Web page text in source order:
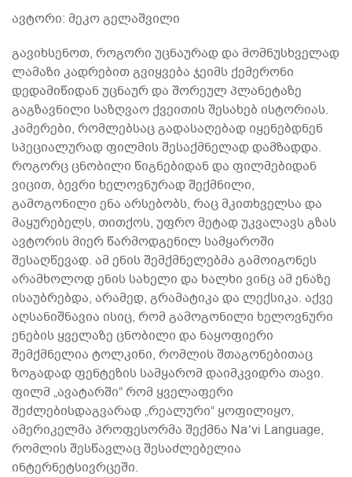
ავტორი: მეკო გელაშვილი
გავიხსენოთ, როგორი უცნაურად და მომნუსხველად
ლამაზი კადრებით გვიყვება ჯეიმს ქემერონი
დედამიწიდან უცნაურ და შორეულ პლანეტაზე
გაგზავნილი საზღვაო ქვეითის შესახებ ისტორიას.
კამერები, რომლებსაც გადასაღებად იყენებდნენ
სპეციალურად ფილმის შესაქმნელად დამზადდა.
როგორც ცნობილი წიგნებიდან და ფილმებიდან
ვიცით, ბევრი ხელოვნურად შექმნილი,
გამოგონილი ენა არსებობს, რაც მკითხველსა და
მაყურებელს, თითქოს, უფრო მეტად უკვალავს გზას
ავტორის მიერ წარმოდგენილ სამყაროში
შესაღწევად. ამ ენის შემქმნელებმა გამოიგონეს
არამხოლოდ ენის სახელი და ხალხი ვინც ამ ენაზე
ისაუბრებდა, არამედ, გრამატიკა და ლექსიკა. აქვე
აღსანიშნავია ისიც, რომ გამოგონილი ხელოვნური
ენების ყველაზე ცნობილი და ნაყოფიერი
შემქმნელია ტოლკინი, რომლის შთაგონებითაც
ზოგადად ფენტეზის სამყარომ დაიმკვიდრა თავი.
ფილმ „ავატარში“ რომ ყველაფერი
შეძლებისდაგვარად „რეალური“ ყოფილიყო,
ამერიკელმა პროფესორმა შექმნა Naʼvi Language,
რომლის შესწავლაც შესაძლებელია
ინტერნეტსივრცეში.